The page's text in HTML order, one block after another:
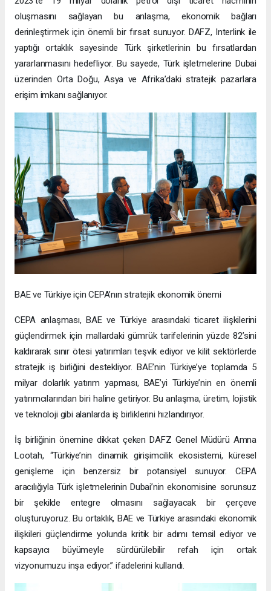
oluşmasını sağlayan bu anlaşma, ekonomik bağları
derinleştirmek için önemli bir fırsat sunuyor. DAFZ, Interlink ile
yaptığı ortaklık sayesinde Türk şirketlerinin bu fırsatlardan
yararlanmasını hedefliyor. Bu sayede, Türk işletmelerine Dubai
üzerinden Orta Doğu, Asya ve Afrika’daki stratejik pazarlara
erişim imkanı sağlanıyor.
BAE ve Türkiye için CEPA’nın stratejik ekonomik önemi
CEPA anlaşması, BAE ve Türkiye arasındaki ticaret ilişkilerini
güçlendirmek için mallardaki gümrük tarifelerinin yüzde 82’sini
kaldırarak sınır ötesi yatırımları teşvik ediyor ve kilit sektörlerde
stratejik iş birliğini destekliyor. BAE’nin Türkiye’ye toplamda 5
milyar dolarlık yatırım yapması, BAE’yi Türkiye’nin en önemli
yatırımcılarından biri haline getiriyor. Bu anlaşma, üretim, lojistik
ve teknoloji gibi alanlarda iş birliklerini hızlandırıyor.
İş birliğinin önemine dikkat çeken DAFZ Genel Müdürü Amna
Lootah, “Türkiye’nin dinamik girişimcilik ekosistemi, küresel
genişleme için benzersiz bir potansiyel sunuyor. CEPA
aracılığıyla Türk işletmelerinin Dubai’nin ekonomisine sorunsuz
bir şekilde entegre olmasını sağlayacak bir çerçeve
oluşturuyoruz. Bu ortaklık, BAE ve Türkiye arasındaki ekonomik
ilişkileri güçlendirme yolunda kritik bir adımı temsil ediyor ve
kapsayıcı büyümeyle sürdürülebilir refah için ortak
vizyonumuzu inşa ediyor.” ifadelerini kullandı.